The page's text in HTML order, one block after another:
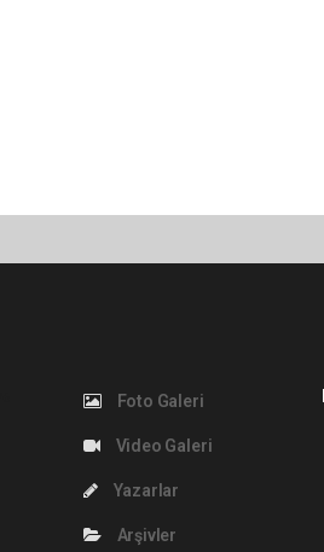
Foto Galeri
Video Galeri
Yazarlar
Arşivler